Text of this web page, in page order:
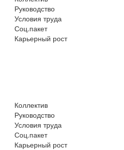
Руководство
Условия труда
Соц.пакет
Карьерный рост
Коллектив
Руководство
Условия труда
Соц.пакет
Карьерный рост